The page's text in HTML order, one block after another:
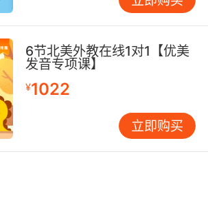
6节北美外教在线1对1【优美
发音专项课】
¥1022
立即购买